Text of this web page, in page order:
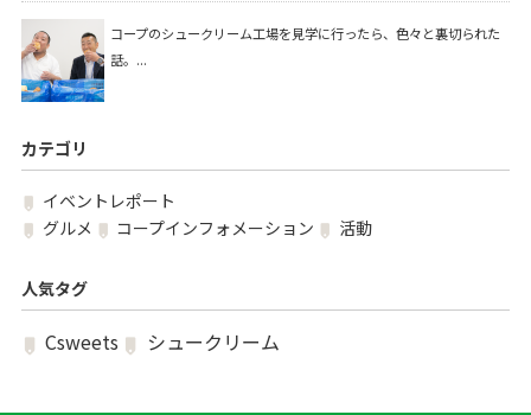
コープのシュークリーム工場を見学に行ったら、色々と裏切られた
話。...
カテゴリ
イベントレポート
グルメ
コープインフォメーション 活動
人気タグ
Csweets シュークリーム